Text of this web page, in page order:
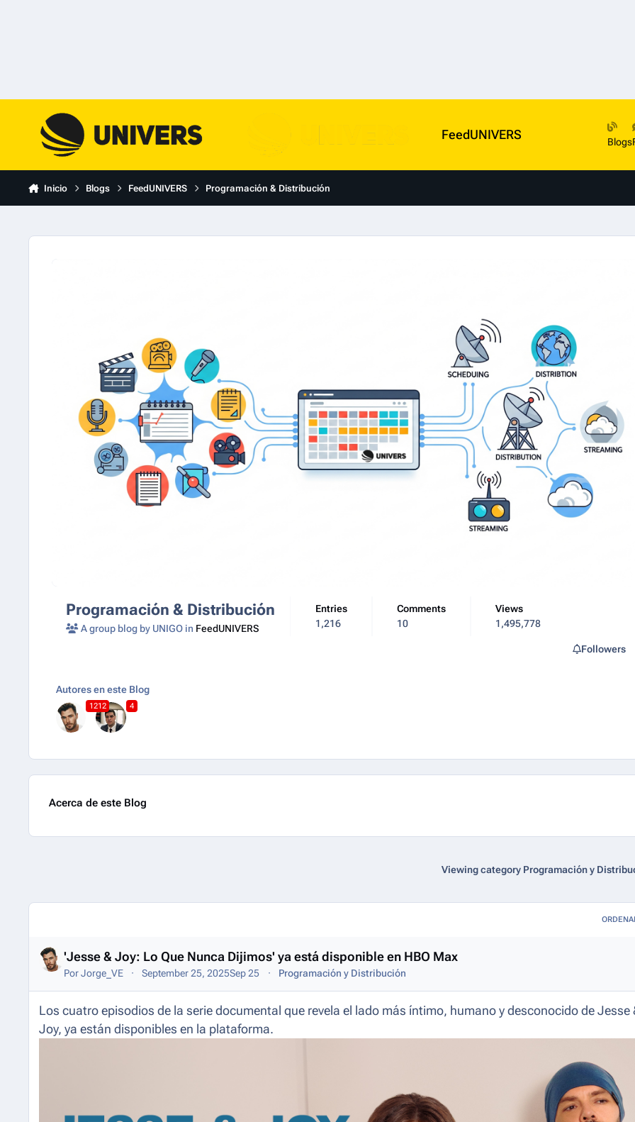
FeedUNIVERS Blogs
Inicio Blogs FeedUNIVERS Programación & Distribución
Programación & Distribución
A group blog by UNIGO in FeedUNIVERS
Entries
1,216
Comments
10
Views
1,495,778
Followers
Autores en este Blog
1212 4
Acerca de este Blog
Viewing category Programación y
Entries in this blog
'Jesse & Joy: Lo Que Nunca Dijimos' ya está disponible en HBO Max
PorJorge_VE September 25, 2025Sep 25 Programación y Distribución
Los cuatro episodios de la serie documental que revela el lado más íntimo, humano y desconocido de Jesse
Joy, ya están disponibles en la plataforma.